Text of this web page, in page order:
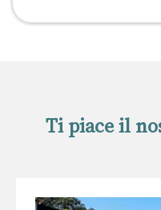
Ti piace il